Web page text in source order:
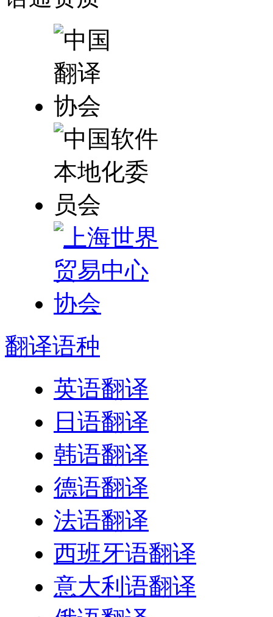
翻译语种
英语翻译
日语翻译
韩语翻译
德语翻译
法语翻译
西班牙语翻译
意大利语翻译